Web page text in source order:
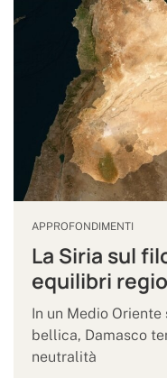
APPROFONDIMENTI
La Siria sul
equilibri
In un Medio
bellica, Damasco
neutralità